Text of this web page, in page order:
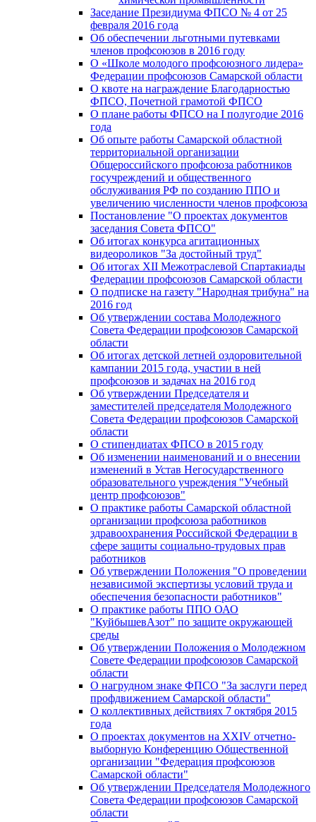
Заседание Президиума ФПСО № 4 от 25
февраля 2016 года
Об обеспечении льготными путевками
членов профсоюзов в 2016 году
О «Школе молодого профсоюзного лидера»
Федерации профсоюзов Самарской области
О квоте на награждение Благодарностью
ФПСО, Почетной грамотой ФПСО
О плане работы ФПСО на I полугодие 2016
года
Об опыте работы Самарской областной
территориальной организации
Общероссийского профсоюза работников
госучреждений и общественного
обслуживания РФ по созданию ППО и
увеличению численности членов профсоюза
Постановление "О проектах документов
заседания Совета ФПСО"
Об итогах конкурса агитационных
видеороликов "За достойный труд"
Об итогах XII Межотраслевой Спартакиады
Федерации профсоюзов Самарской области
О подписке на газету "Народная трибуна" на
2016 год
Об утверждении состава Молодежного
Совета Федерации профсоюзов Самарской
области
Об итогах детской летней оздоровительной
кампании 2015 года, участии в ней
профсоюзов и задачах на 2016 год
Об утверждении Председателя и
заместителей председателя Молодежного
Совета Федерации профсоюзов Самарской
области
О стипендиатах ФПСО в 2015 году
Об изменении наименований и о внесении
изменений в Устав Негосударственного
образовательного учреждения "Учебный
центр профсоюзов"
О практике работы Самарской областной
организации профсоюза работников
здравоохранения Российской Федерации в
сфере защиты социально-трудовых прав
работников
Об утверждении Положения "О проведении
независимой экспертизы условий труда и
обеспечения безопасности работников"
О практике работы ППО ОАО
"КуйбышевАзот" по защите окружающей
среды
Об утверждении Положения о Молодежном
Совете Федерации профсоюзов Самарской
области
О нагрудном знаке ФПСО "За заслуги перед
профдвижением Самарской области"
О коллективных действиях 7 октября 2015
года
О проектах документов на XXIV отчетно-
выборную Конференцию Общественной
организации "Федерация профсоюзов
Самарской области"
Об утверждении Председателя Молодежного
Совета Федерации профсоюзов Самарской
области